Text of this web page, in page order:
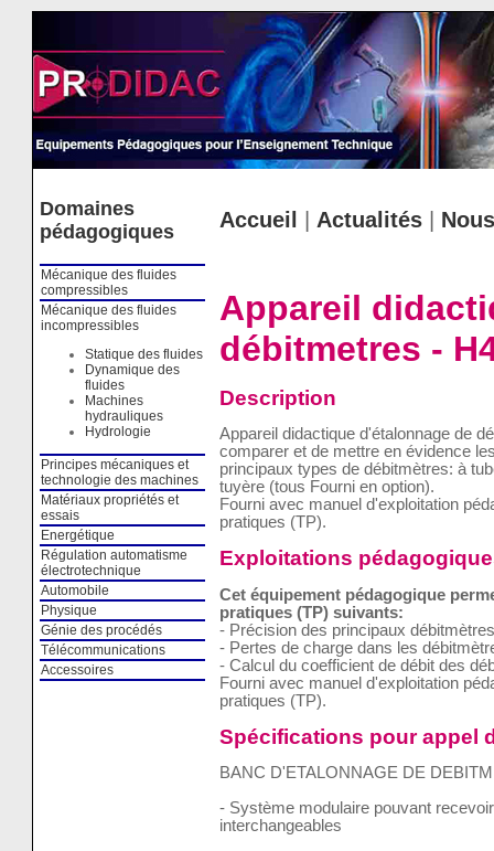
Domaines
pédagogiques
Mécanique des fluides
compressibles
Mécanique des fluides
incompressibles
Statique des fluides
Dynamique des
fluides
Machines
hydrauliques
Hydrologie
Principes mécaniques et
technologie des machines
Matériaux propriétés et
essais
Energétique
Régulation automatisme
électrotechnique
Automobile
Physique
Génie des procédés
Télécommunications
Accessoires
Accueil Actualités|
Appareil
débitmetres -
Description
Appareil didactique d'étalonnage de
comparer et de mettre en évidence
principaux types de débitmètres: à
tuyère (tous Fourni en option).
Fourni avec manuel d'exploitation
pratiques (TP).
Exploitations
Cet équipement pédagogique
pratiques (TP) suivants:
- Précision des principaux
- Pertes de charge dans les
- Calcul du coefficient de débit des
Fourni avec manuel d'exploitation
pratiques (TP).
Spécifications pour appel
BANC D'ETALONNAGE DE
- Système modulaire pouvant
interchangeables
Cookies management panel